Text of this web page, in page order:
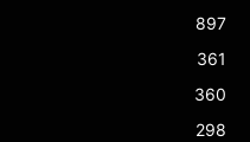
897
361
360
298